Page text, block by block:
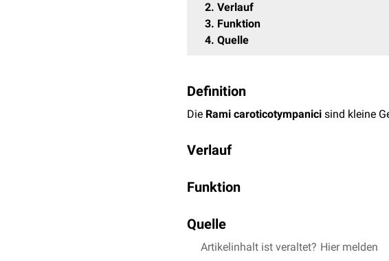
2 Verlauf
3 Funktion
4 Quelle
Definition
Die Rami caroticotympanici sind kleine
Verlauf
(Cavum tympani). Dort
Funktion
Paukenhöhle
Quelle
Schünke, Prometheus Kopf, Hals und
Artikelinhalt ist veraltet? Hier melden